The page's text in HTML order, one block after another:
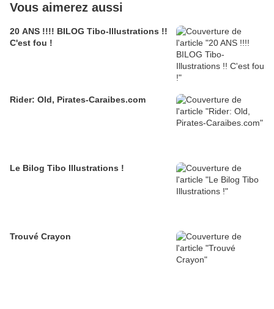
Vous aimerez aussi
20 ANS !!!! BILOG Tibo-Illustrations !!
C'est fou !
Rider: Old, Pirates-Caraibes.com
Le Bilog Tibo Illustrations !
Trouvé Crayon